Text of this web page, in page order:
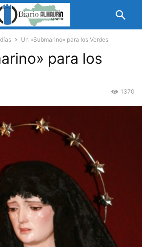
Un «Submarino» para los Verdes
para los
1370